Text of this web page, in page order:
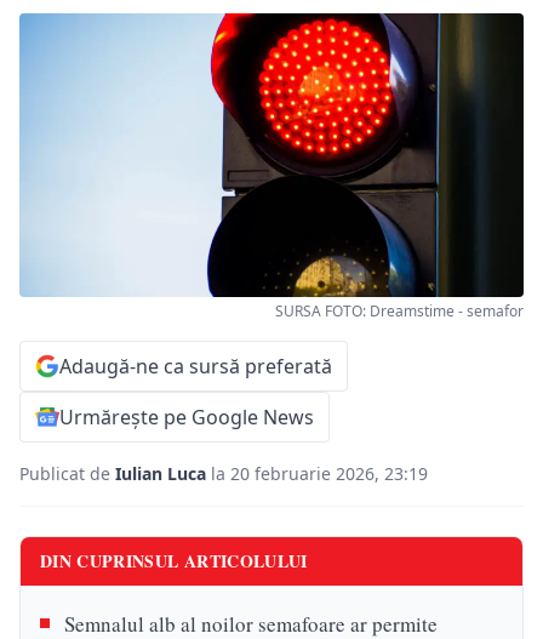
SURSA FOTO: Dreamstime - semafor
Adaugă-ne ca sursă preferată
Urmărește pe Google News
Publicat de Iulian Luca la 20 februarie 2026, 23:19
DIN CUPRINSUL ARTICOLULUI
Semnalul alb al noilor semafoare ar permite